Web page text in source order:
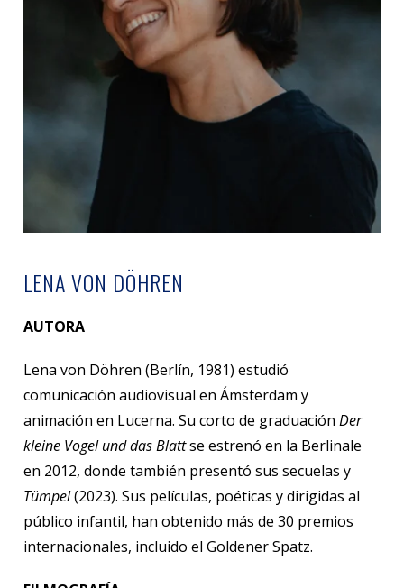
LENA VON DÖHREN
AUTORA
Lena von Döhren (Berlín, 1981) estudió
comunicación audiovisual en Ámsterdam y
animación en Lucerna. Su corto de graduaciónDer
kleine Vogel und das Blattse estrenó en la Berlinale
en 2012, donde también presentó sus secuelas y
Tümpel(2023). Sus películas, poéticas y dirigidas al
público infantil, han obtenido más de 30 premios
internacionales, incluido el Goldener Spatz.